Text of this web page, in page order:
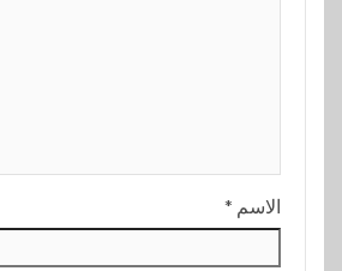
الاسم *